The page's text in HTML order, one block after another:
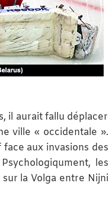
il aurait fallu déplacer
ville « occidentale ».
aux invasions des
les
la Volga entre Nijni